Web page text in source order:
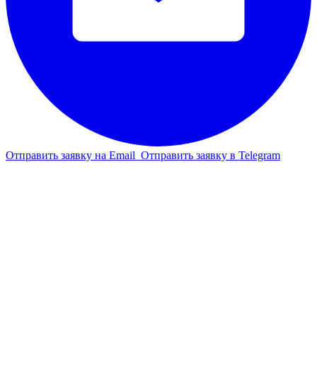
Отправить заявку на Email Отправить заявку в Telegram